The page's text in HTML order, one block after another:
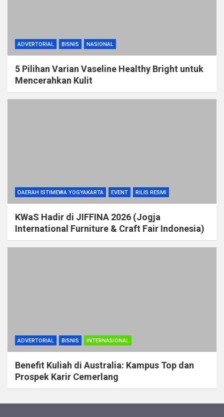
ADVERTORIAL BISNIS NASIONAL
5 Pilihan Varian Vaseline Healthy Bright untuk
Mencerahkan Kulit
DAERAH ISTIMEWA YOGYAKARTA EVENT RILIS RESMI
KWaS Hadir di JIFFINA 2026 (Jogja
International Furniture & Craft Fair Indonesia)
ADVERTORIAL BISNIS INTERNASIONAL
Benefit Kuliah di Australia: Kampus Top dan
Prospek Karir Cemerlang